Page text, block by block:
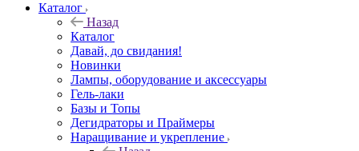
Каталог
Назад
Каталог
Давай, до свидания!
Новинки
Лампы, оборудование и аксессуары
Гель-лаки
Базы и Топы
Дегидраторы и Праймеры
Наращивание и укрепление